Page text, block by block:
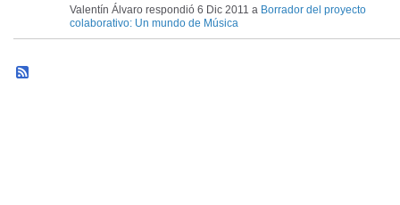
Valentín Álvaro respondió 6 Dic 2011 a Borrador del proyecto
colaborativo: Un mundo de Música